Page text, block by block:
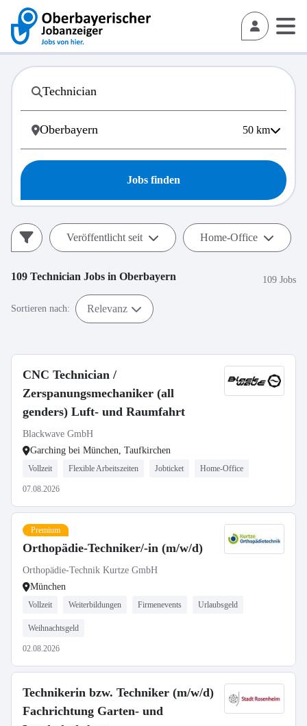
50 km
Jobs finden
Veröffentlicht seit Home-Office
109 Technician Jobs in Oberbayern 109 Jobs
Sortieren nach: Relevanz
CNC Technician /
Zerspanungsmechaniker (all
genders) Luft- und Raumfahrt
Blackwave GmbH
Garching bei München, Taufkirchen
Vollzeit Flexible Arbeitszeiten Jobticket Home-Office
07.08.2026
Premium
Orthopädie-Techniker/-in (m/w/d)
Orthopädie-Technik Kurtze GmbH
München
Vollzeit Weiterbildungen Firmenevents Urlaubsgeld
Weihnachtsgeld
02.08.2026
Technikerin bzw. Techniker (m/w/d)
Fachrichtung Garten- und